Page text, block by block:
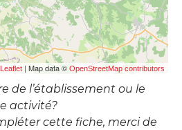
Leaflet | Map data © OpenStreetMap contributors
de l’établissement ou le
activité?
cette fiche, merci de